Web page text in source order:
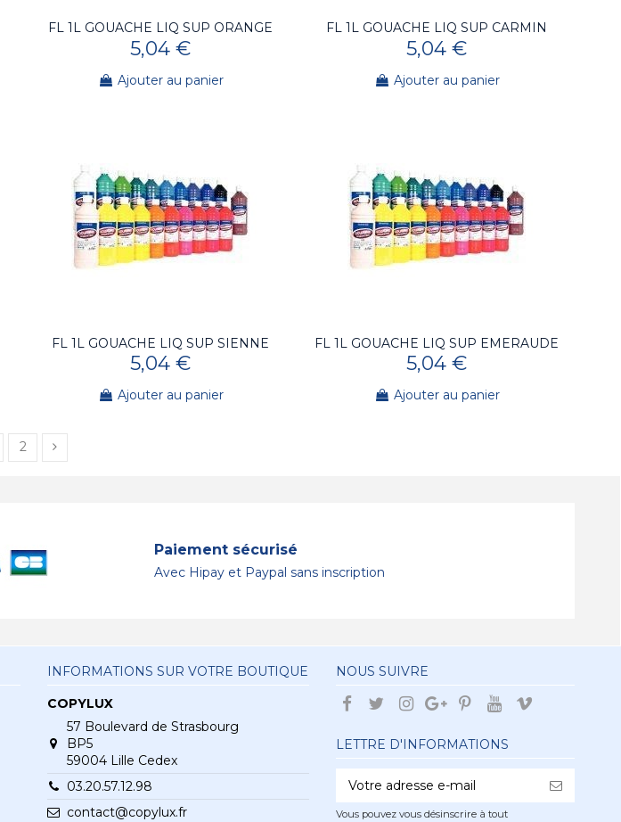
FL 1L GOUACHE LIQ SUP ORANGE
5,04 €
Ajouter au panier
FL 1L GOUACHE LIQ SUP CARMIN
5,04 €
Ajouter au panier
FL 1L GOUACHE LIQ SUP SIENNE
5,04 €
Ajouter au panier
FL 1L GOUACHE LIQ SUP EMERAUDE
5,04 €
Ajouter au panier
2
Paiement sécurisé
Avec Hipay et Paypal sans inscription
INFORMATIONS SUR VOTRE BOUTIQUE
COPYLUX
57 Boulevard de Strasbourg
BP5
59004 Lille Cedex
03.20.57.12.98
contact@copylux.fr
NOUS SUIVRE
LETTRE D'INFORMATIONS
Vous pouvez vous désinscrire à tout